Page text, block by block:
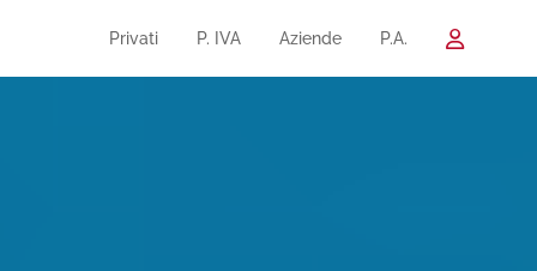
Privati P. IVA Aziende P.A.